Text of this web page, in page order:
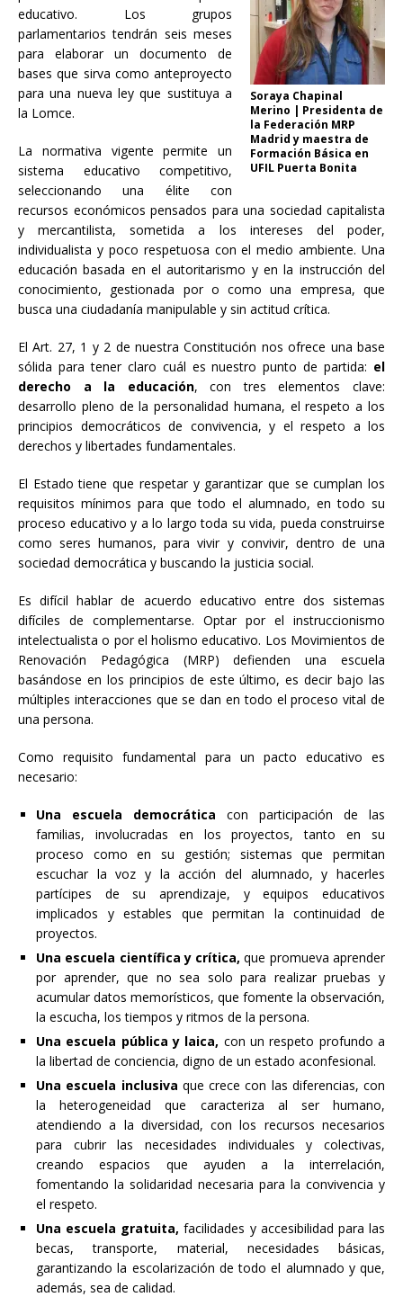
Soraya Chapinal
Merino | Presidenta de
la Federación MRP
Madrid y maestra de
Formación Básica en
UFIL Puerta Bonita
educativo. Los grupos
parlamentarios tendrán seis meses
para elaborar un documento de
bases que sirva como anteproyecto
para una nueva ley que sustituya a
la Lomce.
La normativa vigente permite un
sistema educativo competitivo,
seleccionando una élite con
recursos económicos pensados para una sociedad capitalista
y mercantilista, sometida a los intereses del poder,
individualista y poco respetuosa con el medio ambiente. Una
educación basada en el autoritarismo y en la instrucción del
conocimiento, gestionada por o como una empresa, que
busca una ciudadanía manipulable y sin actitud crítica.
El Art. 27, 1 y 2 de nuestra Constitución nos ofrece una base
sólida para tener claro cuál es nuestro punto de partida: el
derecho a la educación, con tres elementos clave:
desarrollo pleno de la personalidad humana, el respeto a los
principios democráticos de convivencia, y el respeto a los
derechos y libertades fundamentales.
El Estado tiene que respetar y garantizar que se cumplan los
requisitos mínimos para que todo el alumnado, en todo su
proceso educativo y a lo largo toda su vida, pueda construirse
como seres humanos, para vivir y convivir, dentro de una
sociedad democrática y buscando la justicia social.
Es difícil hablar de acuerdo educativo entre dos sistemas
difíciles de complementarse. Optar por el instruccionismo
intelectualista o por el holismo educativo. Los Movimientos de
Renovación Pedagógica (MRP) defienden una escuela
basándose en los principios de este último, es decir bajo las
múltiples interacciones que se dan en todo el proceso vital de
una persona.
Como requisito fundamental para un pacto educativo es
necesario:
Una escuela democrática con participación de las
familias, involucradas en los proyectos, tanto en su
proceso como en su gestión; sistemas que permitan
escuchar la voz y la acción del alumnado, y hacerles
partícipes de su aprendizaje, y equipos educativos
implicados y estables que permitan la continuidad de
proyectos.
Una escuela científica y crítica,que promueva aprender
por aprender, que no sea solo para realizar pruebas y
acumular datos memorísticos, que fomente la observación,
la escucha, los tiempos y ritmos de la persona.
Una escuela pública y laica, con un respeto profundo a
la libertad de conciencia, digno de un estado aconfesional.
Una escuela inclusiva que crece con las diferencias, con
la heterogeneidad que caracteriza al ser humano,
atendiendo a la diversidad, con los recursos necesarios
para cubrir las necesidades individuales y colectivas,
creando espacios que ayuden a la interrelación,
fomentando la solidaridad necesaria para la convivencia y
el respeto.
Una escuela gratuita, facilidades y accesibilidad para las
becas, transporte, material, necesidades básicas,
garantizando la escolarización de todo el alumnado y que,
además, sea de calidad.